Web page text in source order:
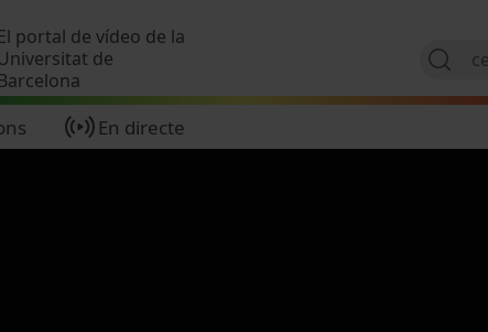
El portal de vídeo de la
de
Barcelona
En directe